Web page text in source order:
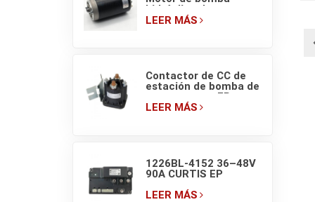
hidráulica de
transpaleta eléctrica
LEER MÁS
Contactor de CC de
estación de bomba de
montacargas EP
EPT20-ET ZDJ 4801
LEER MÁS
1226BL-4152 36–48V
90A CURTIS EP
montacargas
LEER MÁS